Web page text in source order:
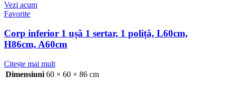
Vezi acum
Favorite
Corp inferior 1 ușă 1 sertar, 1 poliță, L60cm,
H86cm, A60cm
Citește mai mult
Dimensiuni 60 × 60 × 86 cm